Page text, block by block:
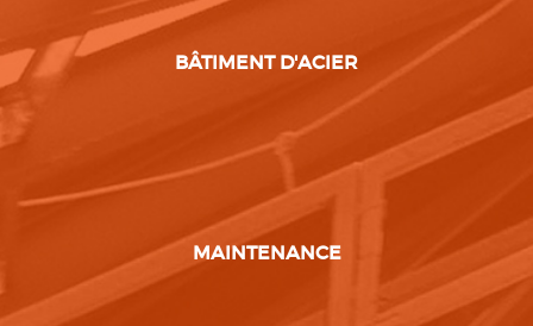
BÂTIMENT D'ACIER
MAINTENANCE